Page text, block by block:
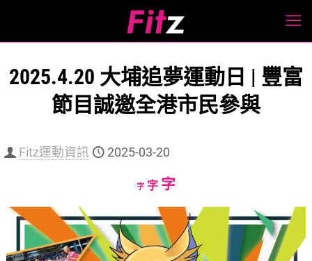
2025.4.20 大埔追夢運動日 | 豐富
節目誠邀全港市民參與
Fitz運動資訊 2025-03-20
字Decrease
size.
字Reset
size.
字Increase
size.